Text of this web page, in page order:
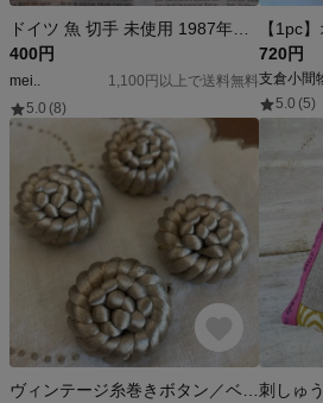
400円
mei..
1,100円以上で送料無料
5.0 (8)
720円
支倉小間
5.0 (5)